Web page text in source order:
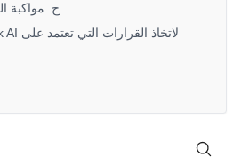
ج. مواكبة